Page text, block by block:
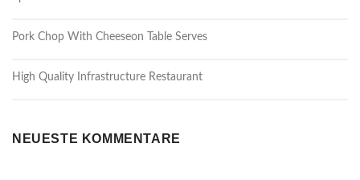
Pork Chop With Cheeseon Table Serves
High Quality Infrastructure Restaurant
NEUESTE KOMMENTARE